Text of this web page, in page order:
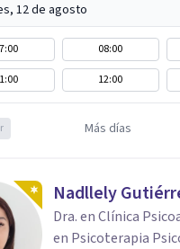
12 de agosto
08:00
12:00
Más días
Nadllely
Dra. en Clínica
en Psicoterapia